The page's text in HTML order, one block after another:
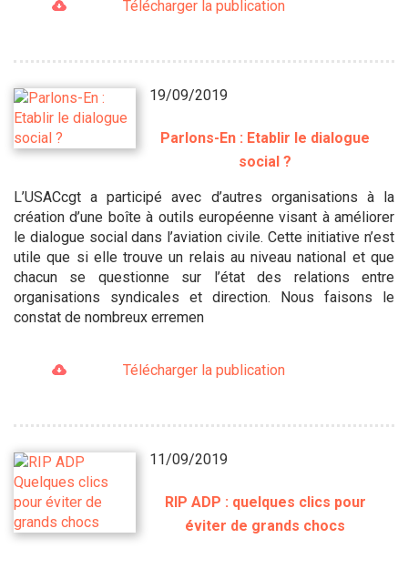
Télécharger la publication
19/09/2019
Parlons-En : Etablir le dialogue
social ?
L’USACcgt a participé avec d’autres organisations à la
création d’une boîte à outils européenne visant à améliorer
le dialogue social dans l’aviation civile. Cette initiative n’est
utile que si elle trouve un relais au niveau national et que
chacun se questionne sur l’état des relations entre
organisations syndicales et direction. Nous faisons le
constat de nombreux erremen
Télécharger la publication
11/09/2019
RIP ADP : quelques clics pour
éviter de grands chocs